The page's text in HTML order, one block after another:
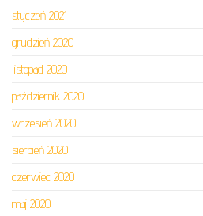
styczeń 2021
grudzień 2020
listopad 2020
październik 2020
wrzesień 2020
sierpień 2020
czerwiec 2020
maj 2020